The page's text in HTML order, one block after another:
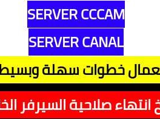
SERVER CCCAM
SERVER CANAL
خطوات سهلة
صلاحية السيرفر